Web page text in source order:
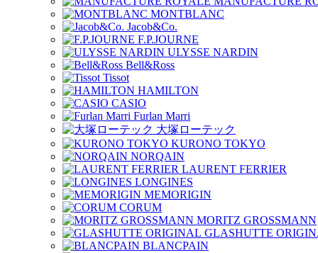
MONTBLANC
Jacob&Co.
F.P.JOURNE
ULYSSE NARDIN
Bell&Ross
Tissot
HAMILTON
CASIO
Furlan Marri
大塚ローテック
KURONO TOKYO
NORQAIN
LAURENT FERRIER
LONGINES
MEMORIGIN
CORUM
MORITZ GROSSMANN
GLASHUTTE
BLANCPAIN